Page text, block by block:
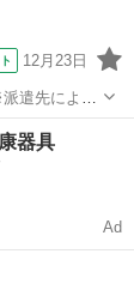
12月23日
遣先によっ
録作成 等
器具
Ad